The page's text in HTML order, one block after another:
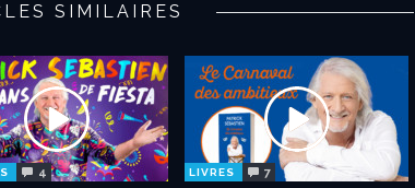
SIMILAIRES
4 LIVRES 7